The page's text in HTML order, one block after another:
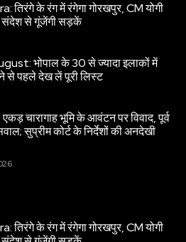
के रंग में रंगेगा गोरखपुर, CM योगी
संदेश से गूंजेंगी सड़कें
भोपाल के 30 से ज्यादा इलाकों में
पहले देख लें पूरी लिस्ट
चारागाह भूमि के आवंटन पर विवाद, पूर्व
सुप्रीम कोर्ट के निर्देशों की अनदेखी
के रंग में रंगेगा गोरखपुर, CM योगी